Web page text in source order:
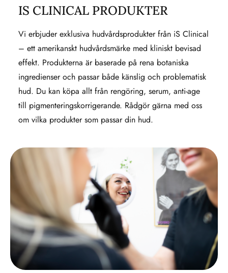
IS CLINICAL PRODUKTER
Vi erbjuder exklusiva hudvårdsprodukter från iS Clinical
– ett amerikanskt hudvårdsmärke med kliniskt bevisad
effekt. Produkterna är baserade på rena botaniska
ingredienser och passar både känslig och problematisk
hud. Du kan köpa allt från rengöring, serum, anti-age
till pigmenteringskorrigerande. Rådgör gärna med oss
om vilka produkter som passar din hud.